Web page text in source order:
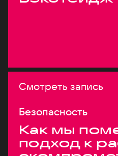
Смотреть запись
Безопасность
Как мы
подход к